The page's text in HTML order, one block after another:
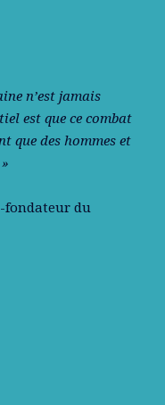
n’est jamais
est que ce combat
que des hommes et
fondateur du